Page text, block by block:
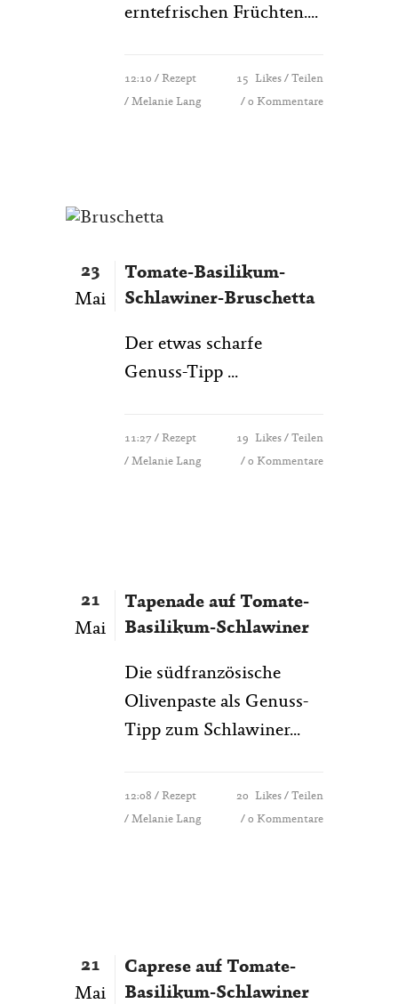
erntefrischen Früchten....
12:10 / Rezept
/ Melanie Lang
15 Likes
Teilen
0 Kommentare
23
Mai
Tomate-Basilikum-
Schlawiner-Bruschetta
Der etwas scharfe
Genuss-Tipp ...
11:27 / Rezept
/ Melanie Lang
19 Likes
Teilen
0 Kommentare
21
Mai
Tapenade auf Tomate-
Basilikum-Schlawiner
Die südfranzösische
Olivenpaste als Genuss-
Tipp zum Schlawiner...
12:08 / Rezept
/ Melanie Lang
20 Likes
Teilen
0 Kommentare
21
Mai
Caprese auf Tomate-
Basilikum-Schlawiner